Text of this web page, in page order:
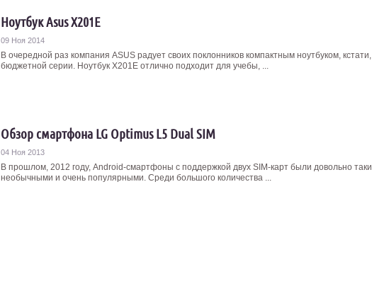
Ноутбук Asus X201E
09 Ноя 2014
В очередной раз компания ASUS радует своих поклонников компактным ноутбуком, кстати,
бюджетной серии. Ноутбук X201E отлично подходит для учебы, ...
Обзор смартфона LG Optimus L5 Dual SIM
04 Ноя 2013
В прошлом, 2012 году, Android-смартфоны с поддержкой двух SIM-карт были довольно таки
необычными и очень популярными. Среди большого количества ...